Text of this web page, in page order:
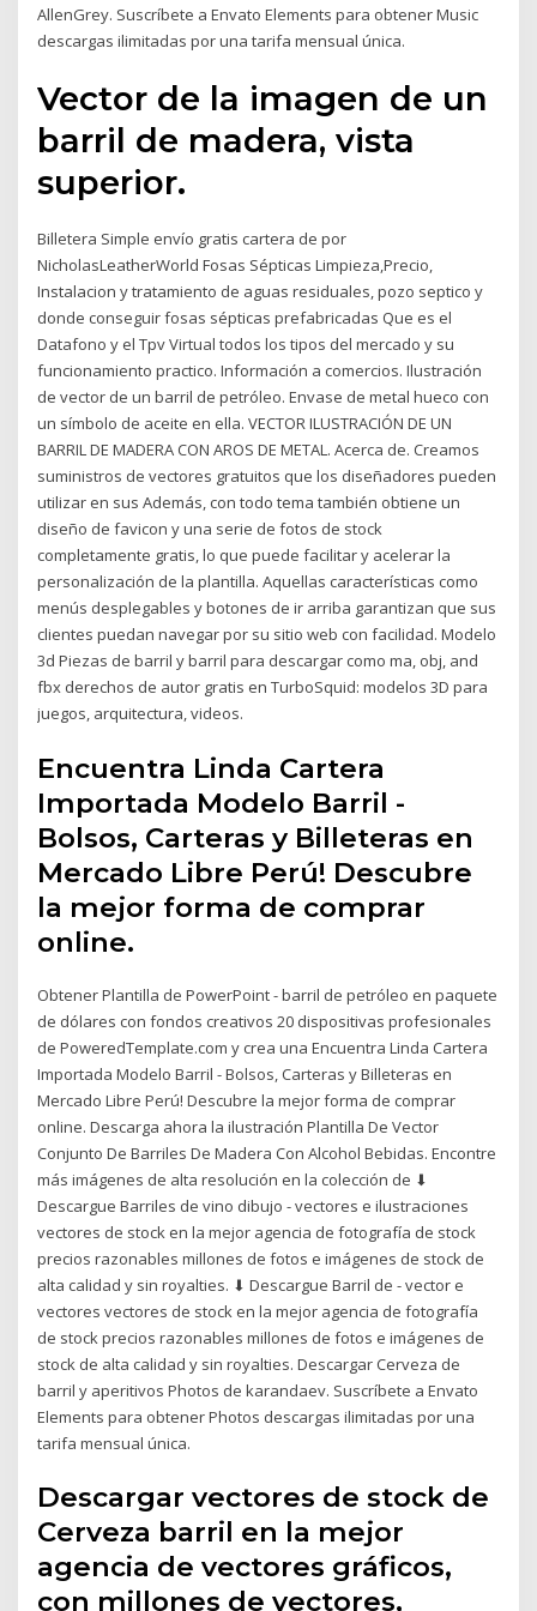
AllenGrey. Suscríbete a Envato Elements para obtener Music
descargas ilimitadas por una tarifa mensual única.
Vector de la imagen de un
barril de madera, vista
superior.
Billetera Simple envío gratis cartera de por
NicholasLeatherWorld Fosas Sépticas Limpieza,Precio,
Instalacion y tratamiento de aguas residuales, pozo septico y
donde conseguir fosas sépticas prefabricadas Que es el
Datafono y el Tpv Virtual todos los tipos del mercado y su
funcionamiento practico. Información a comercios. Ilustración
de vector de un barril de petróleo. Envase de metal hueco con
un símbolo de aceite en ella. VECTOR ILUSTRACIÓN DE UN
BARRIL DE MADERA CON AROS DE METAL. Acerca de. Creamos
suministros de vectores gratuitos que los diseñadores pueden
utilizar en sus Además, con todo tema también obtiene un
diseño de favicon y una serie de fotos de stock
completamente gratis, lo que puede facilitar y acelerar la
personalización de la plantilla. Aquellas características como
menús desplegables y botones de ir arriba garantizan que sus
clientes puedan navegar por su sitio web con facilidad. Modelo
3d Piezas de barril y barril para descargar como ma, obj, and
fbx derechos de autor gratis en TurboSquid: modelos 3D para
juegos, arquitectura, videos.
Encuentra Linda Cartera
Importada Modelo Barril -
Bolsos, Carteras y Billeteras en
Mercado Libre Perú! Descubre
la mejor forma de comprar
online.
Obtener Plantilla de PowerPoint - barril de petróleo en paquete
de dólares con fondos creativos 20 dispositivas profesionales
de PoweredTemplate.com y crea una Encuentra Linda Cartera
Importada Modelo Barril - Bolsos, Carteras y Billeteras en
Mercado Libre Perú! Descubre la mejor forma de comprar
online. Descarga ahora la ilustración Plantilla De Vector
Conjunto De Barriles De Madera Con Alcohol Bebidas. Encontre
más imágenes de alta resolución en la colección de ⬇
Descargue Barriles de vino dibujo - vectores e ilustraciones
vectores de stock en la mejor agencia de fotografía de stock
precios razonables millones de fotos e imágenes de stock de
alta calidad y sin royalties. ⬇ Descargue Barril de - vector e
vectores vectores de stock en la mejor agencia de fotografía
de stock precios razonables millones de fotos e imágenes de
stock de alta calidad y sin royalties. Descargar Cerveza de
barril y aperitivos Photos de karandaev. Suscríbete a Envato
Elements para obtener Photos descargas ilimitadas por una
tarifa mensual única.
Descargar vectores de stock de
Cerveza barril en la mejor
agencia de vectores gráficos,
con millones de vectores,